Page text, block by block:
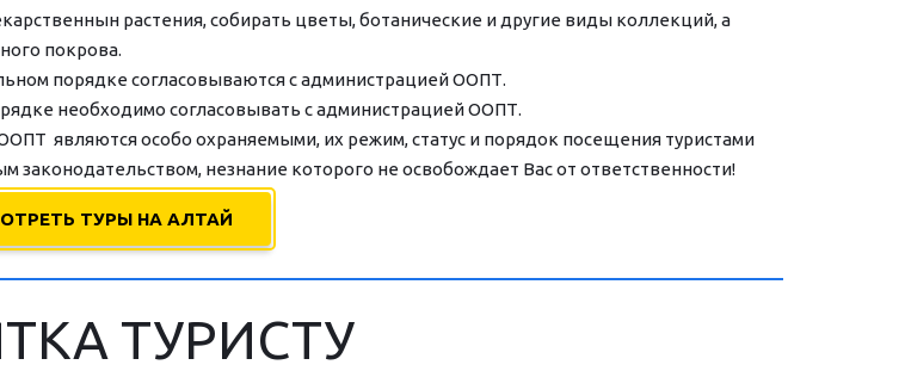
растения, собирать цветы, ботанические и другие виды коллекций, а
покрова.
порядке согласовываются с администрацией ООПТ.
необходимо согласовывать с администрацией ООПТ.
являются особо охраняемыми, их режим, статус и порядок посещения туристами
незнание которого не освобождает Вас от ответственности!
ТУРЫ НА АЛТАЙ
ТУРИСТУ